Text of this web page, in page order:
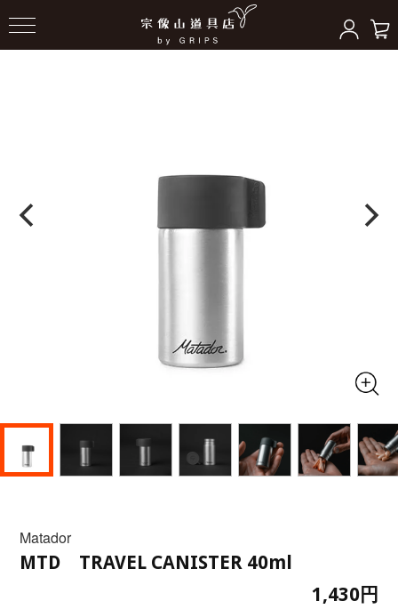
その他小物
Matador
MTD TRAVEL CANISTER 40ml
1,430円